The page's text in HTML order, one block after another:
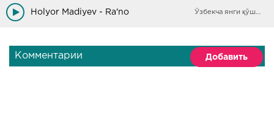
Holyor Madiyev - Ra'no Ўзбекча янги қўшиқлар
Комментарии Добавить